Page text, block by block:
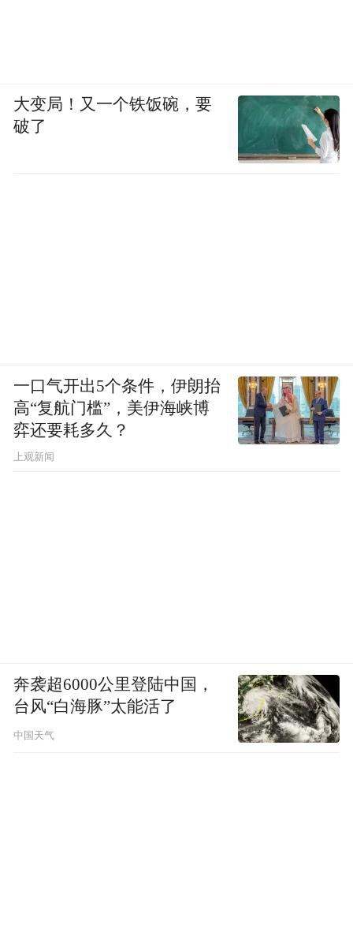
大变局！又一个铁饭碗，要
破了
一口气开出5个条件，伊朗抬
高“复航门槛”，美伊海峡博
弈还要耗多久？
上观新闻
奔袭超6000公里登陆中国，
台风“白海豚”太能活了
中国天气